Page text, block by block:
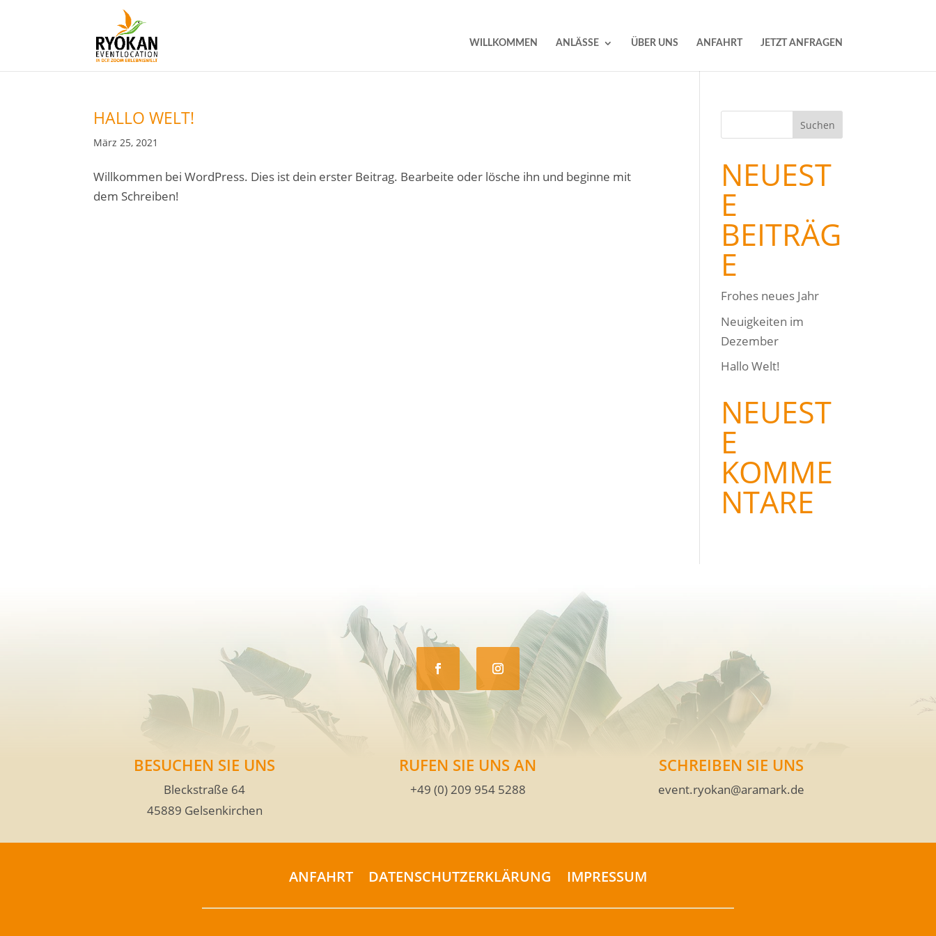
WILLKOMMEN ANLÄSSE ÜBER UNS ANFAHRT JETZT ANFRAGEN
HALLO WELT!
März 25, 2021
Willkommen bei WordPress. Dies ist dein erster Beitrag. Bearbeite oder lösche ihn und beginne mit
dem Schreiben!
NEUEST
E
BEITRÄG
E
Frohes neues Jahr
Neuigkeiten im
Dezember
Hallo Welt!
NEUEST
E
KOMME
NTARE
BESUCHEN SIE UNS
Bleckstraße 64
45889 Gelsenkirchen
RUFEN SIE UNS AN
+49 (0) 209 954 5288
SCHREIBEN SIE UNS
event.ryokan@aramark.de
ANFAHRT DATENSCHUTZERKLÄRUNG IMPRESSUM